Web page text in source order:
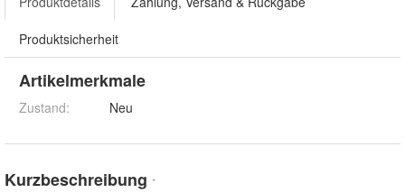
Produktsicherheit
Artikelmerkmale
Zustand: Neu
Kurzbeschreibung *